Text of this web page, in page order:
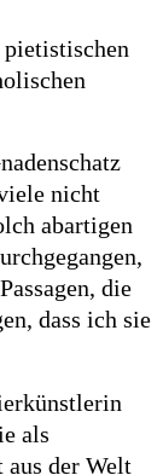
nicht
abartigen
die
dass ich sie
als
der Welt